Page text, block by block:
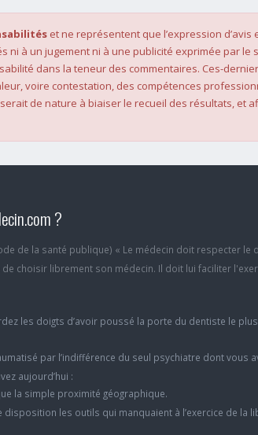
et ne représentent que l’expression d’avis
ni à un jugement ni à une publicité exprimée par le
dans la teneur des commentaires. Ces-
voire contestation, des compétences
de nature à biaiser le recueil des résultats, et
?
de la santé publique) « Le médecin doit respecter le
choisir librement son médecin. Il doit lui faciliter
les doigts d’avoir poussé la porte du dentiste le plus
par l’indifférence du seul psychiatre dont vous
aujourd’hui :
la simple proximité géographique.
les outils qui manquaient à l’exercice de la